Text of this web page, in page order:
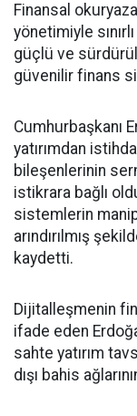
Finansal
yönetimiyle
güçlü ve
güvenilir finans
Cumhurbaşkanı
yatırımdan
bileşenlerinin
istikrara bağlı
sistemlerin
arındırılmış
kaydetti.
Dijitalleşmenin
ifade eden
sahte yatırım
dışı bahis